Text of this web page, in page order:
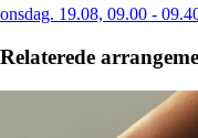
onsdag. 19.08, 09.00 -
Relaterede